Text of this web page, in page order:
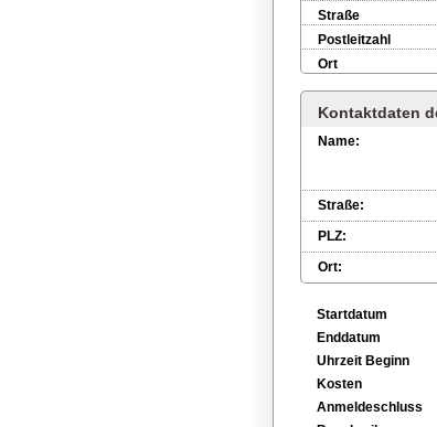
Straße
Postleitzahl
Ort
Kontaktdaten
Name:
Straße:
PLZ:
Ort:
Startdatum
Enddatum
Uhrzeit Beginn
Kosten
Anmeldeschluss